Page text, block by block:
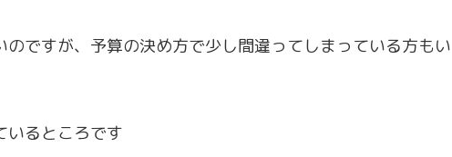
ですが、予算の決め方で少し間違ってしまっている方もい
いるところです